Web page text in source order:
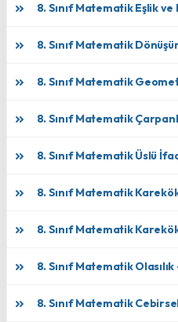
8. Sınıf Matematik Eşlik
8. Sınıf Matematik
8. Sınıf Matematik
8. Sınıf Matematik
8. Sınıf Matematik Üslü
8. Sınıf Matematik
8. Sınıf Matematik
8. Sınıf Matematik Olasılık
8. Sınıf Matematik